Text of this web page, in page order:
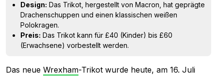
Design: Das Trikot, hergestellt von Macron, hat geprägte
Drachenschuppen und einen klassischen weißen
Polokragen.
Preis: Das Trikot kann für £40 (Kinder) bis £60
(Erwachsene) vorbestellt werden.
Das neue Wrexham-Trikot wurde heute, am 16. Juli